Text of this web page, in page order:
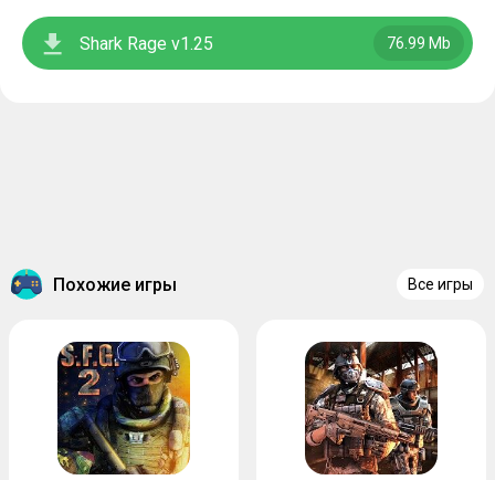
Shark Rage v1.25 76.99 Mb
Похожие игры Все игры